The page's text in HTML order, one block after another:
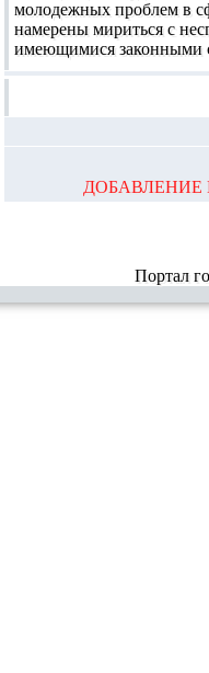
молодежных проблем в
намерены мириться с
имеющимися законными
ДОБАВЛЕНИЕ
Портал